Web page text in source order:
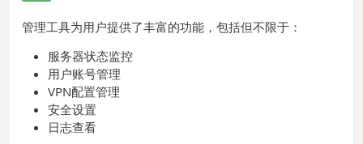
管理工具为用户提供了丰富的功能，包括但不限于：
服务器状态监控
用户账号管理
VPN配置管理
安全设置
日志查看